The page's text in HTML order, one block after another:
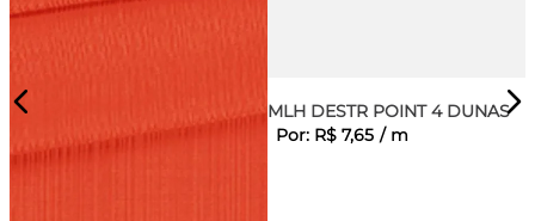
MLH DESTR POINT 4 DUNAS
Por: R$ 7,65 / m